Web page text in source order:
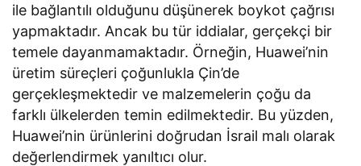
ile bağlantılı olduğunu düşünerek boykot çağrısı
yapmaktadır. Ancak bu tür iddialar, gerçekçi bir
temele dayanmamaktadır. Örneğin, Huawei’nin
üretim süreçleri çoğunlukla Çin’de
gerçekleşmektedir ve malzemelerin çoğu da
farklı ülkelerden temin edilmektedir. Bu yüzden,
Huawei’nin ürünlerini doğrudan İsrail malı olarak
değerlendirmek yanıltıcı olur.